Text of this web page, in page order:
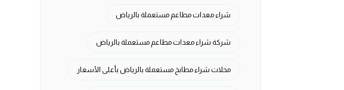
شراء معدات مطاعم مستعملة بالرياض
شركة شراء معدات مطاعم مستعملة بالرياض
محلات شراء مطابخ مستعملة بالرياض بأعلى الأسعار